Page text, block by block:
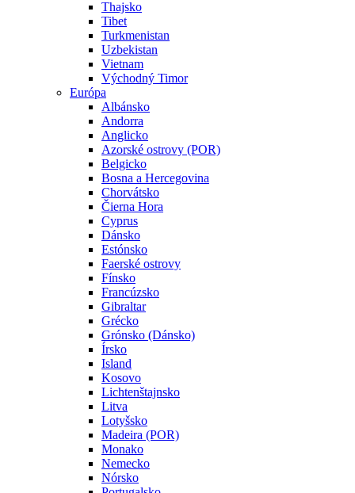
Thajsko
Tibet
Turkmenistan
Uzbekistan
Vietnam
Východný Timor
Európa
Albánsko
Andorra
Anglicko
Azorské ostrovy (POR)
Belgicko
Bosna a Hercegovina
Chorvátsko
Čierna Hora
Cyprus
Dánsko
Estónsko
Faerské ostrovy
Fínsko
Francúzsko
Gibraltar
Grécko
Grónsko (Dánsko)
Írsko
Island
Kosovo
Lichtenštajnsko
Litva
Lotyšsko
Madeira (POR)
Monako
Nemecko
Nórsko